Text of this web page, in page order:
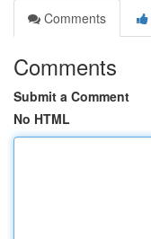
Comments
Comments
Submit a Comment
No HTML